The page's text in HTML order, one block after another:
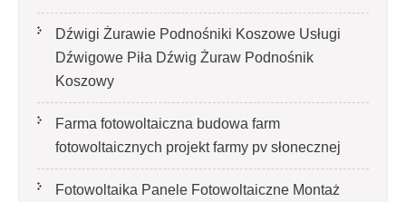
Dźwigi Żurawie Podnośniki Koszowe Usługi
Dźwigowe Piła Dźwig Żuraw Podnośnik
Koszowy
Farma fotowoltaiczna budowa farm
fotowoltaicznych projekt farmy pv słonecznej
Fotowoltaika Panele Fotowoltaiczne Montaż